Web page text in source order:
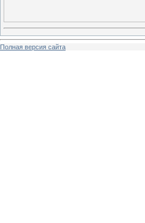
Полная версия сайта